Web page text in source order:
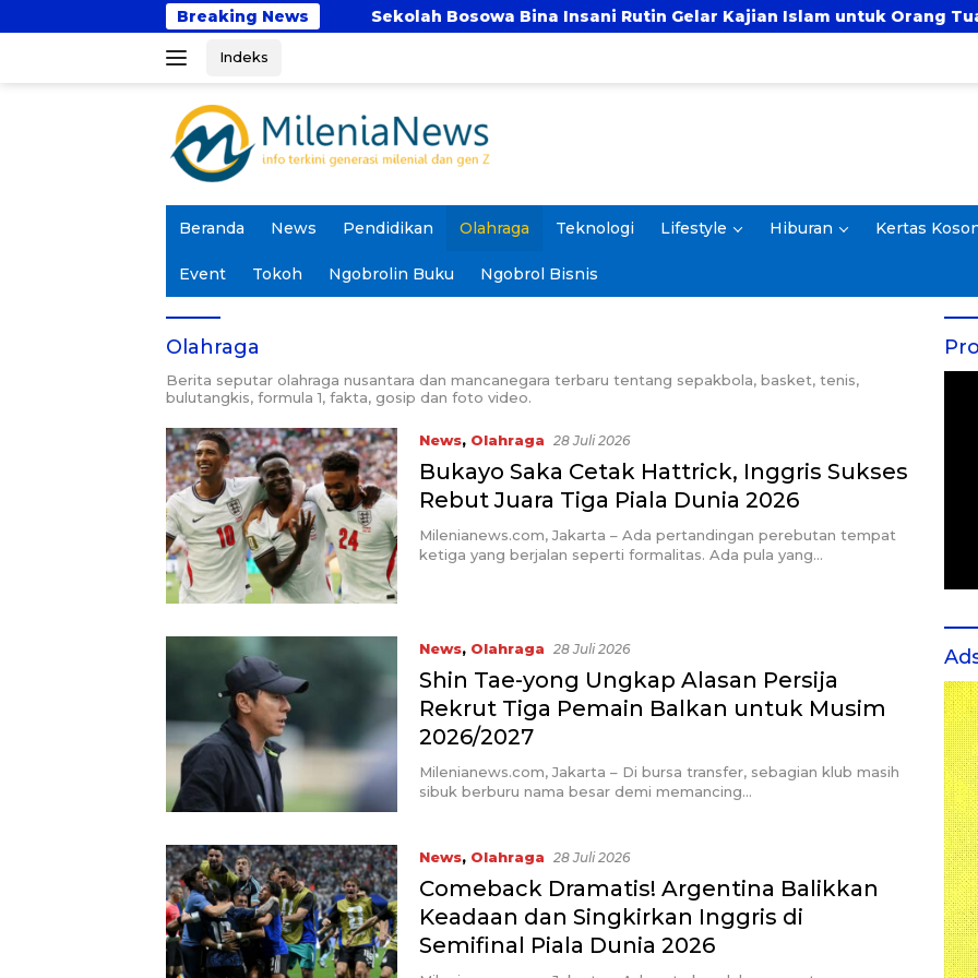
ke
Breaking News
Kampus Sekolah Bosowa Bina Insani Rutin Gelar Kajian Islam untuk Orang Tua, Alumni,
Indeks
Beranda News Pendidikan Olahraga Teknologi Lifestyle Hiburan Kertas
Event Tokoh Ngobrolin Buku Ngobrol Bisnis
Olahraga
Berita seputar olahraga nusantara dan mancanegara terbaru tentang sepakbola, basket, tenis,
bulutangkis, formula 1, fakta, gosip dan foto video.
News, Olahraga 28 Juli 2026
Bukayo Saka Cetak Hattrick, Inggris Sukses
Rebut Juara Tiga Piala Dunia 2026
Milenianews.com, Jakarta – Ada pertandingan perebutan tempat
ketiga yang berjalan seperti formalitas. Ada pula yang…
News, Olahraga 28 Juli 2026
Shin Tae-yong Ungkap Alasan Persija
Rekrut Tiga Pemain Balkan untuk Musim
2026/2027
Milenianews.com, Jakarta – Di bursa transfer, sebagian klub masih
sibuk berburu nama besar demi memancing…
News, Olahraga 28 Juli 2026
Comeback Dramatis! Argentina Balikkan
Keadaan dan Singkirkan Inggris di
Semifinal Piala Dunia 2026